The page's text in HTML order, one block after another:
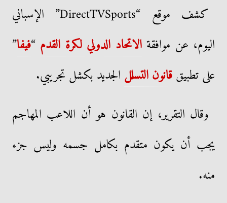
كشف موقع “DirectTVSports” الإسباني
اليوم، عن موافقةالاتحاد الدولي لكرة القدم “فيفا”
على تطبيققانون التسلل الجديد بكشل تجريبي.
وقال التقرير، إن القانون هو أن اللاعب المهاجم
يجب أن يكون متقدم بكامل جسمه وليس جزء
منه.